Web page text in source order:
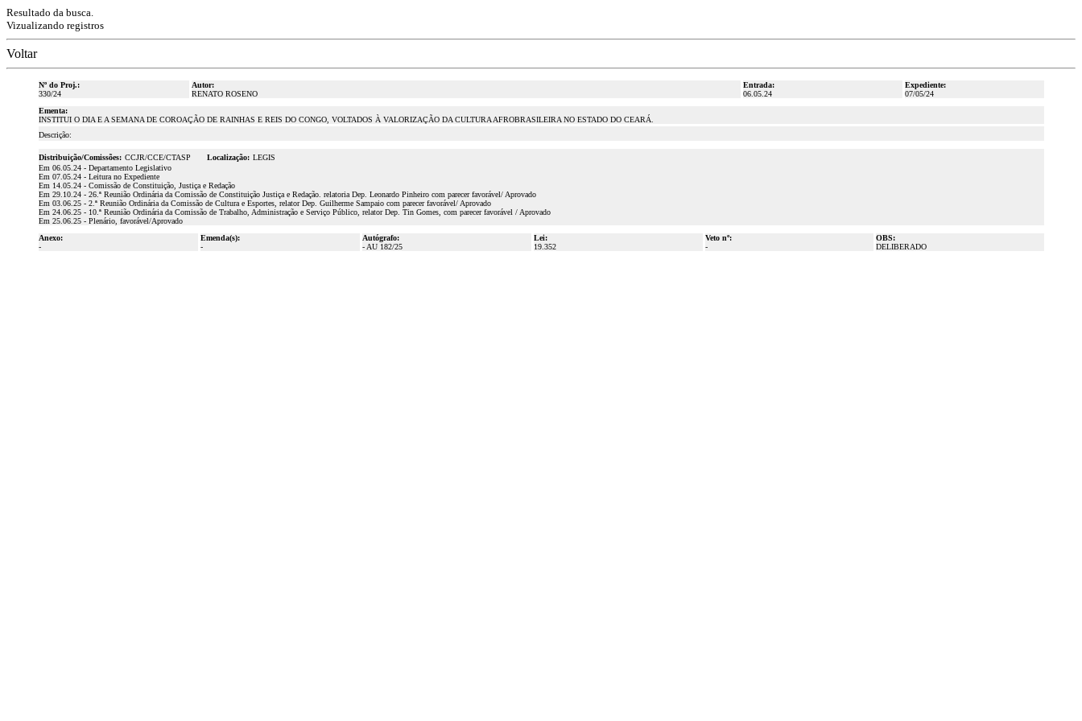
Resultado da busca.
Vizualizando registros
Voltar
Nº do Proj.:
330/24
Autor:
RENATO ROSENO
Entrada:
06.05.24
Expediente:
07/05/24
Ementa:
INSTITUI O DIA E A SEMANA DE COROAÇÃO DE RAINHAS E REIS DO CONGO, VOLTADOS À VALORIZAÇÃO DA CULTURA AFROBRASILEIRA NO ESTADO DO CEARÁ.
Descrição:
Distribuição/Comissões: CCJR/CCE/CTASP Localização: LEGIS
Em 06.05.24 - Departamento Legislativo
Em 07.05.24 - Leitura no Expediente
Em 14.05.24 - Comissão de Constituição, Justiça e Redação
Em 29.10.24 - 26.ª Reunião Ordinária da Comissão de Constituição Justiça e Redação. relatoria Dep. Leonardo Pinheiro com parecer favorável/ Aprovado
Em 03.06.25 - 2.ª Reunião Ordinária da Comissão de Cultura e Esportes, relator Dep. Guilherme Sampaio com parecer favorável/ Aprovado
Em 24.06.25 - 10.ª Reunião Ordinária da Comissão de Trabalho, Administração e Serviço Público, relator Dep. Tin Gomes, com parecer favorável / Aprovado
Em 25.06.25 - Plenário, favorável/Aprovado
Anexo:
-
Emenda(s):
-
Autógrafo:
- AU 182/25
Lei:
19.352
Veto nº:
-
OBS:
DELIBERADO